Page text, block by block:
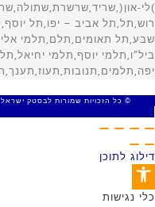
© כל הזכויות שמורות לבסטק ישראל
דילוג לתוכן
פתח סרגל נגישות
כלי נגישות